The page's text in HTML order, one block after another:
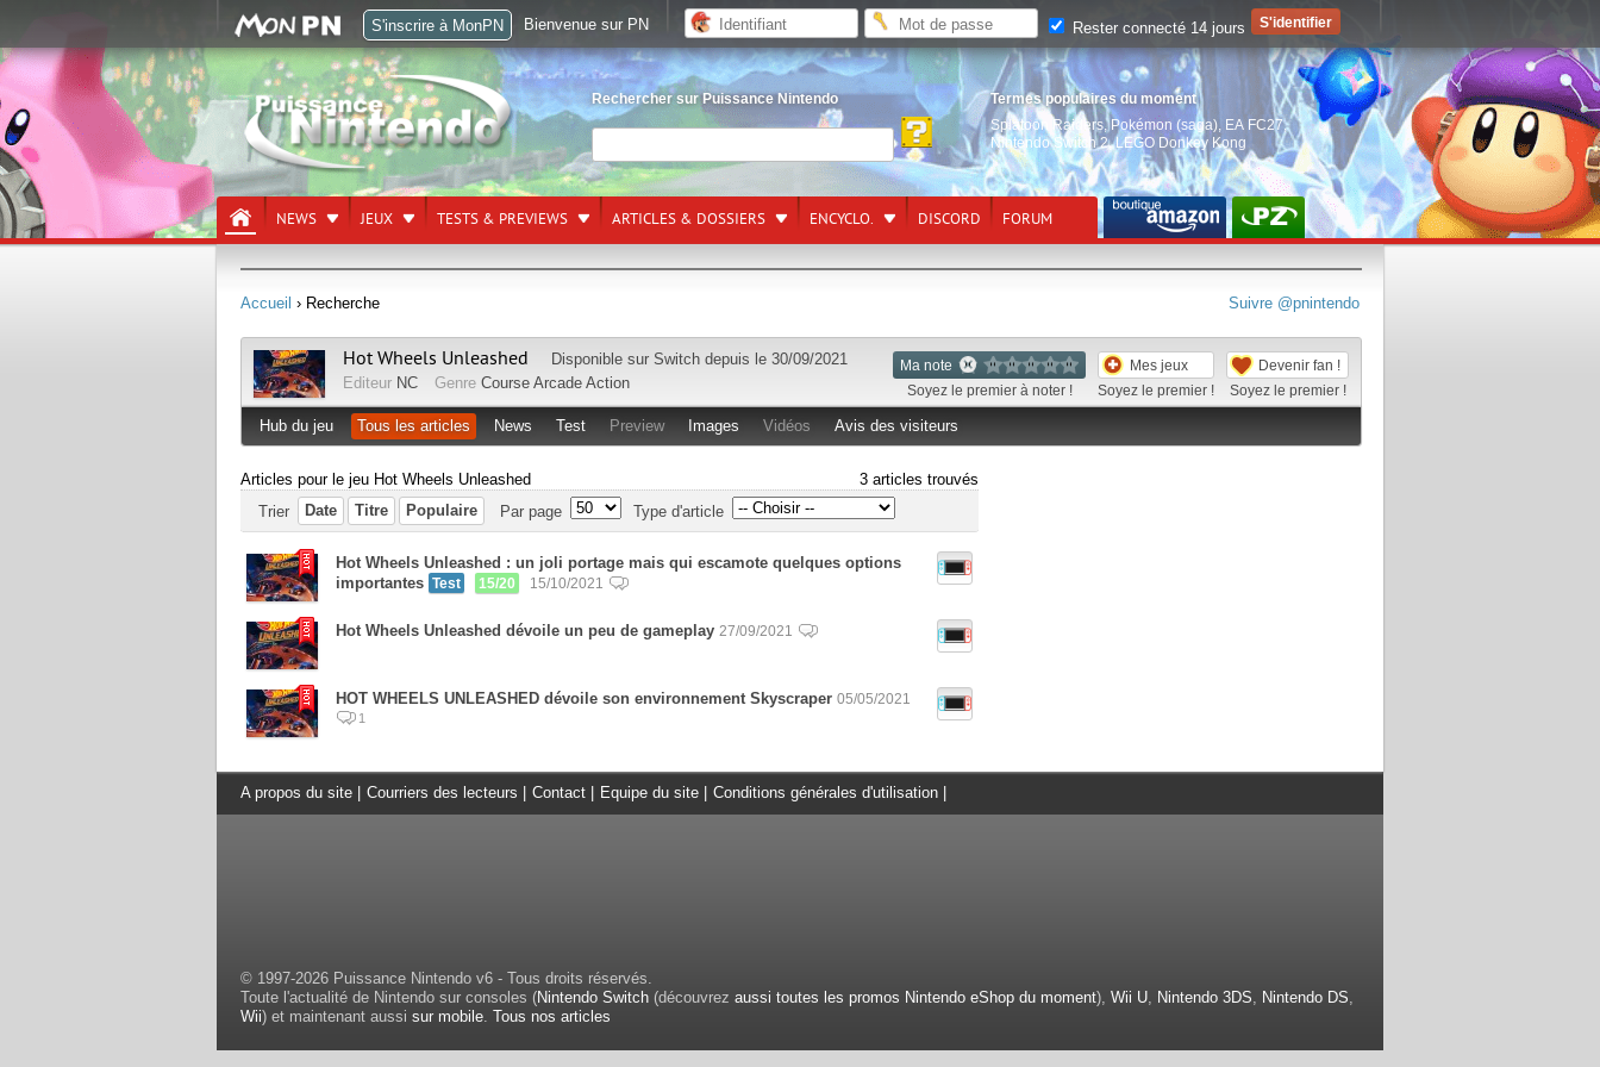
Rechercher sur Puissance Nintendo
Termes populaires du moment
Splatoon Raiders, Pokémon (saga) EA FC27,
Nintendo Switch 2,LEGO Donkey Kong
NEWS JEUX TESTS & PREVIEWS ARTICLES & DOSSIERS ENCYCLO. DISCORD FORUM
Suivre @pnintendo
Accueil › Recherche
Ma note
Soyez le premier à noter !
Mes jeux
Soyez le premier !
Devenir fan !
Soyez le premier !
Hot Wheels Unleashed Disponible sur Switch depuis le 30/09/2021
Editeur NC Genre Course Arcade Action
Hub du jeu Tous les articles News Test Preview Images Vidéos Avis des visiteurs
Articles pour le jeu Hot Wheels Unleashed
3 articles trouvés
Trier
Date Titre Populaire Par page Type d'article
Hot Wheels Unleashed : un joli portage mais qui escamote quelques options
importantes Test 15/20 15/10/2021
Hot Wheels Unleashed dévoile un peu de gameplay 27/09/2021
HOT WHEELS UNLEASHED dévoile son environnement Skyscraper 05/05/2021
1
A propos du site Courriers des lecteurs Contact Equipe du site Conditions générales d'utilisation
© 1997-2026 Puissance Nintendo v6 - Tous droits réservés.
Toute l'actualité de Nintendo sur consoles (Nintendo Switch (découvrez aussi toutes les promos Nintendo eShop du moment), Wii U, Nintendo 3DS, Nintendo DS,
Wii) et maintenant aussi sur mobile. Tous nos articles
S'inscrire à MonPN Bienvenue sur PN Rester connecté 14 jours